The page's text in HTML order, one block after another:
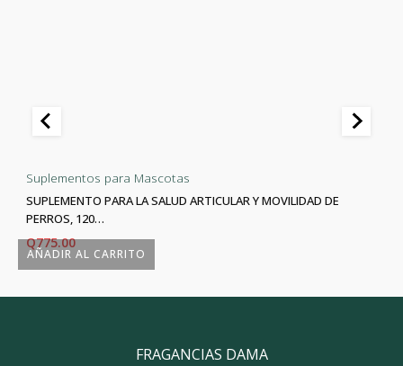
AÑADIR AL CARRITO
Suplementos para Mascotas
SUPLEMENTO PARA LA SALUD ARTICULAR Y MOVILIDAD DE
PERROS, 120…
Q775.00
FRAGANCIAS DAMA